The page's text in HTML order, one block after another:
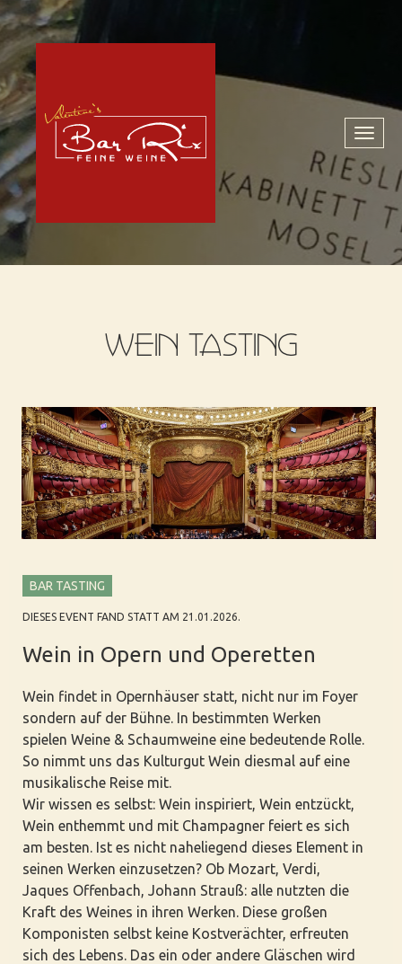
Toggle
WEIN TASTING
BAR TASTING
DIESES EVENT FAND STATT AM 21.01.2026.
Wein in Opern und Operetten
Wein findet in Opernhäuser statt, nicht nur im Foyer
sondern auf der Bühne. In bestimmten Werken
spielen Weine & Schaumweine eine bedeutende Rolle.
So nimmt uns das Kulturgut Wein diesmal auf eine
musikalische Reise mit.
Wir wissen es selbst: Wein inspiriert, Wein entzückt,
Wein enthemmt und mit Champagner feiert es sich
am besten. Ist es nicht naheliegend dieses Element in
seinen Werken einzusetzen? Ob Mozart, Verdi,
Jaques Offenbach, Johann Strauß: alle nutzten die
Kraft des Weines in ihren Werken. Diese großen
Komponisten selbst keine Kostverächter, erfreuten
sich des Lebens. Das ein oder andere Gläschen wird